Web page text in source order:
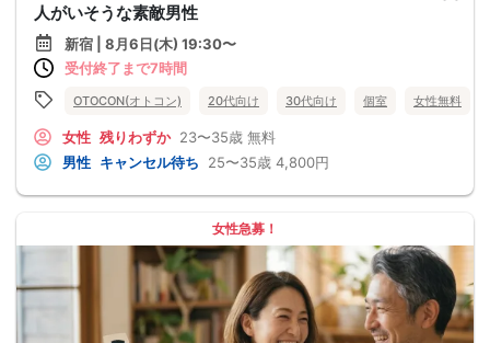
人がいそうな素敵男性
新宿 | 8月6日(木) 19:30〜
受付終了まで7時間
OTOCON(オトコン) 20代向け 30代向け 個室 女性無料
女性 残りわずか 23〜35歳 無料
男性 キャンセル待ち 25〜35歳 4,800円
女性急募！